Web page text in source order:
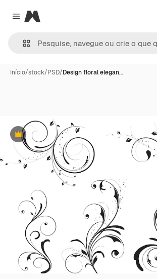
Close menu
Magnific
Início/stock/PSD/Design floral elegan…
Premium